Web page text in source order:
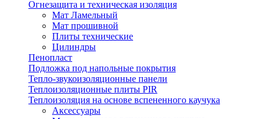
Огнезащита и техническая изоляция
Мат Ламельный
Мат прошивной
Плиты технические
Цилиндры
Пенопласт
Подложка под напольные покрытия
Тепло-звукоизоляционные панели
Теплоизоляционные плиты PIR
Теплоизоляция на основе вспененного каучука
Аксессуары